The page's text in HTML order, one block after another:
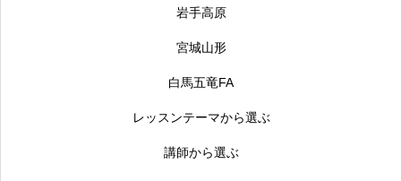
岩手高原
宮城山形
白馬五竜FA
レッスンテーマから選ぶ
講師から選ぶ